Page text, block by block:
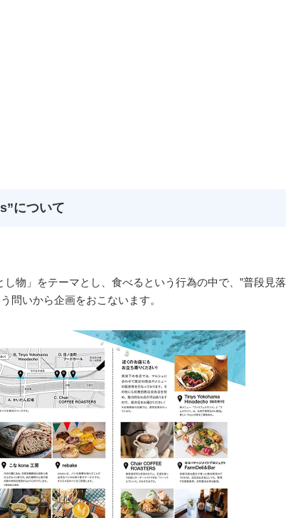
について
物」をテーマとし、食べるという行為の中で、”普段見落
問いから企画をおこないます。